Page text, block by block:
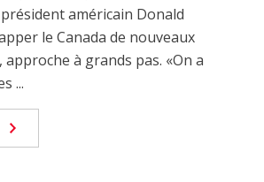
américain Donald
le Canada de nouveaux
à grands pas. «On a
...